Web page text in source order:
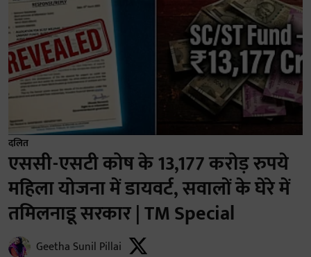
दलित
एससी-एसटी कोष के 13,177 करोड़ रुपये
महिला योजना में डायवर्ट, सवालों के घेरे में
तमिलनाडू सरकार | TM Special
Geetha Sunil Pillai